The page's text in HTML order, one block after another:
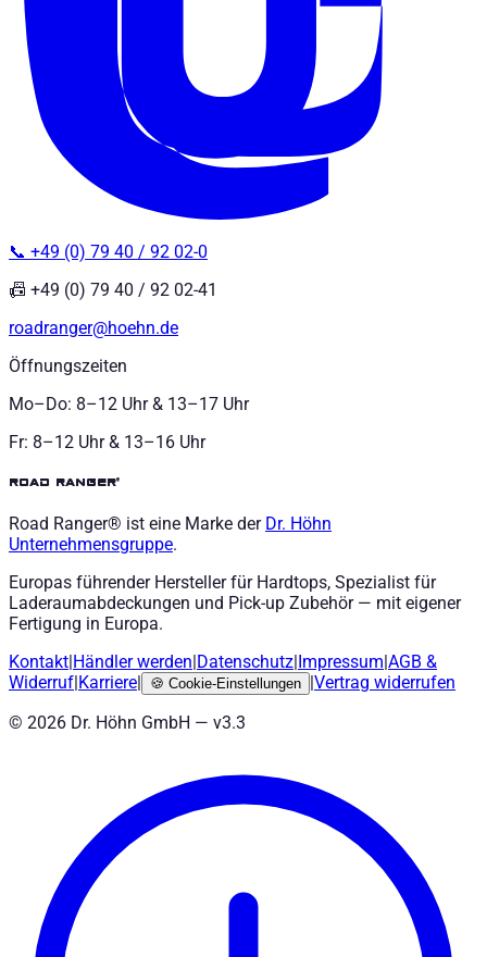
📞 +49 (0) 79 40 / 92 02-0
📠 +49 (0) 79 40 / 92 02-41
roadranger@hoehn.de
Öffnungszeiten
Mo–Do: 8–12 Uhr & 13–17 Uhr
Fr: 8–12 Uhr & 13–16 Uhr
road ranger®
Road Ranger® ist eine Marke der Dr. Höhn
Unternehmensgruppe.
Europas führender Hersteller für Hardtops, Spezialist für
Laderaumabdeckungen und Pick-up Zubehör — mit eigener
Fertigung in Europa.
Kontakt Händler werden Datenschutz Impressum AGB &
Widerruf Karriere 🍪 Cookie-Einstellungen
Vertrag widerrufen
© 2026 Dr. Höhn GmbH — v3.3